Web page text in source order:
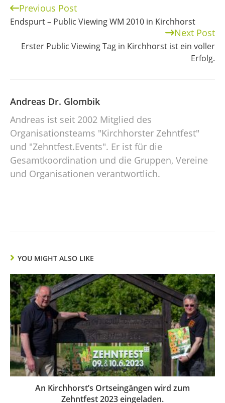
Continue
Reading
Previous Post
Endspurt – Public Viewing WM 2010 in Kirchhorst
Next Post
Erster Public Viewing Tag in Kirchhorst ist ein voller
Erfolg.
Andreas Dr. Glombik
Andreas ist seit 2002 Mitglied des
Organisationsteams "Kirchhorster Zehntfest"
und "Zehntfest.Events". Er ist für die
Gesamtkoordination und die Gruppen, Vereine
und Organisationen verantwortlich.
YOU MIGHT ALSO LIKE
An Kirchhorst’s Ortseingängen wird zum
Zehntfest 2023 eingeladen.